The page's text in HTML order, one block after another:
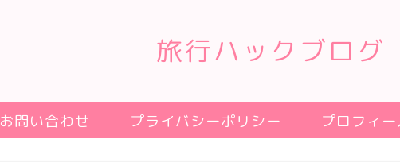
旅行ハックブログ
お問い合わせ プライバシーポリシー プロフィー